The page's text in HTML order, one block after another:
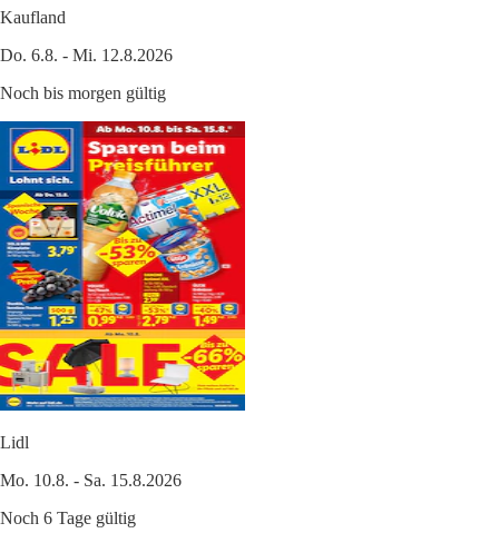
Kaufland
Do. 6.8. - Mi. 12.8.2026
Noch bis morgen gültig
Lidl
Mo. 10.8. - Sa. 15.8.2026
Noch 6 Tage gültig